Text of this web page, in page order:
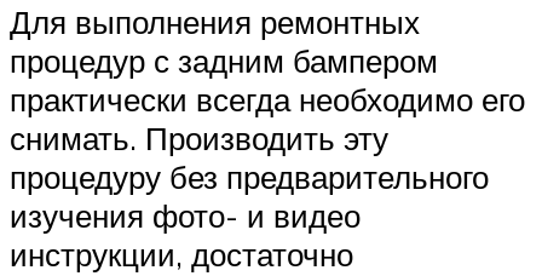
Для выполнения ремонтных
процедур с задним бампером
практически всегда необходимо его
снимать. Производить эту
процедуру без предварительного
изучения фото- и видео
инструкции, достаточно